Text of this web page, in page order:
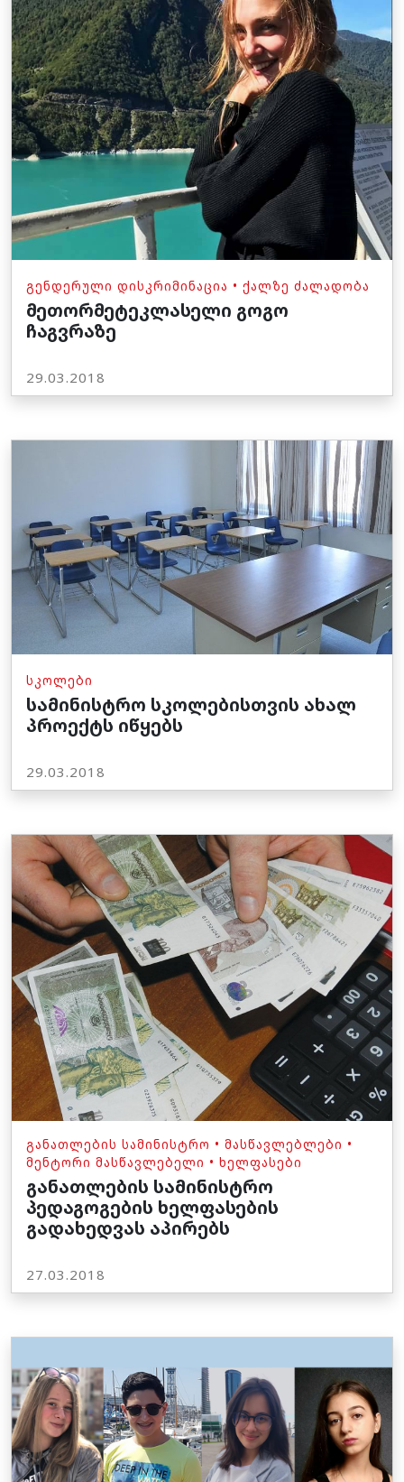
ᲒᲔᲜᲓᲔᲠᲣᲚᲘ ᲓᲘᲡᲙᲠᲘᲛᲘᲜᲐᲪᲘᲐ • ᲥᲐᲚᲖᲔ ᲫᲐᲚᲐᲓᲝᲑᲐ
მეთორმეტეკლასელი გოგო
ჩაგვრაზე
29.03.2018
ᲡᲙᲝᲚᲔᲑᲘ
სამინისტრო სკოლებისთვის ახალ
პროექტს იწყებს
29.03.2018
ᲒᲐᲜᲐᲗᲚᲔᲑᲘᲡ ᲡᲐᲛᲘᲜᲘᲡᲢᲠᲝ • ᲛᲐᲡᲬᲐᲕᲚᲔᲑᲚᲔᲑᲘ •
ᲛᲔᲜᲢᲝᲠᲘ ᲛᲐᲡᲬᲐᲕᲚᲔᲑᲔᲚᲘ • ᲮᲔᲚᲤᲐᲡᲔᲑᲘ
განათლების სამინისტრო
პედაგოგების ხელფასების
გადახედვას აპირებს
27.03.2018